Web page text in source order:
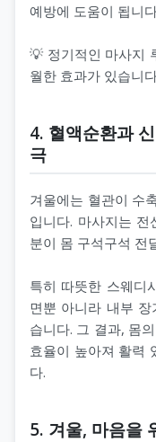
예방에 도움이 됩니
💡 정기적인 마사지
월한 효과가 있습니
4. 혈액순환과
극
겨울에는 혈관이 수
입니다. 마사지는
분이 몸 구석구석 전
특히 따뜻한 스웨디
면뿐 아니라 내부
습니다. 그 결과, 몸
효율이 높아져 활력
다.
5. 겨울, 마음을